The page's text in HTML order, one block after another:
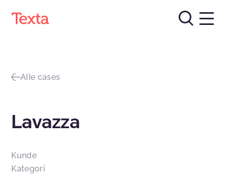
Alle cases
Lavazza
Kunde
Kategori